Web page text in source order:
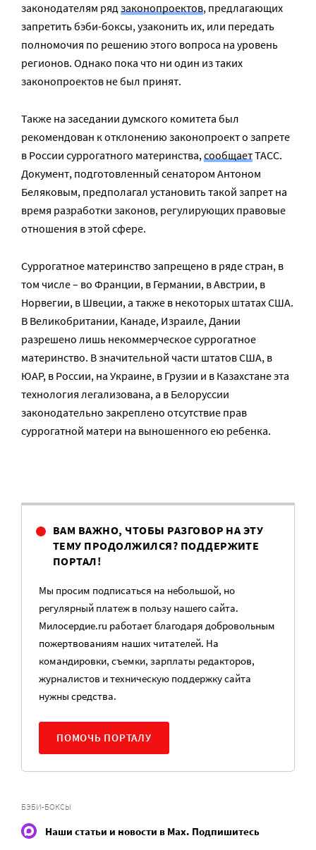
законодателям рядзаконопроектов, предлагающих
запретить бэби-боксы, узаконить их, или передать
полномочия по решению этого вопроса на уровень
регионов. Однако пока что ни один из таких
законопроектов не был принят.
Также на заседании думского комитета был
рекомендован к отклонению законопроект о запрете
в России суррогатного материнства,сообщаетТАСС.
Документ, подготовленный сенатором Антоном
Беляковым, предполагал установить такой запрет на
время разработки законов, регулирующих правовые
отношения в этой сфере.
Cуррогатное материнство запрещено в ряде стран, в
том числе – во Франции, в Германии, в Австрии, в
Норвегии, в Швеции, а также в некоторых штатах США.
В Великобритании, Канаде, Израиле, Дании
разрешено лишь некоммерческое суррогатное
материнство. В значительной части штатов США, в
ЮАР, в России, на Украине, в Грузии и в Казахстане эта
технология легализована, а в Белоруссии
законодательно закреплено отсутствие прав
суррогатной матери на выношенного ею ребенка.
ВАМ ВАЖНО, ЧТОБЫ РАЗГОВОР НА ЭТУ
ТЕМУ ПРОДОЛЖИЛСЯ? ПОДДЕРЖИТЕ
ПОРТАЛ!
Мы просим подписаться на небольшой, но
регулярный платеж в пользу нашего сайта.
Милосердие.ru работает благодаря добровольным
пожертвованиям наших читателей. На
командировки, съемки, зарплаты редакторов,
журналистов и техническую поддержку сайта
нужны средства.
ПОМОЧЬ ПОРТАЛУ
БЭБИ-БОКСЫ
Наши статьи и новости в Max. Подпишитесь